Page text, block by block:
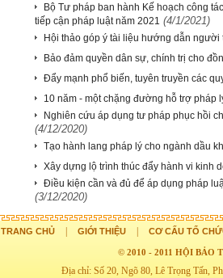
Bộ Tư pháp ban hành Kế hoạch công
tiếp cận pháp luật năm 2021 (4/1/2021)
Hội thảo góp ý tài liệu hướng dẫn
Bảo đảm quyền dân sự, chính trị cho
Đẩy mạnh phổ biến, tuyên truyền các
10 năm - một chặng đường hỗ trợ
Nghiên cứu áp dụng tư pháp phục hồi
(4/12/2020)
Tạo hành lang pháp lý cho ngành dầu
Xây dựng lộ trình thúc đẩy hành vi kinh
Điều kiện cần và đủ để áp dụng pháp
(3/12/2020)
TRANG CHỦ GIỚI THIỆU CƠ CẤU TỔ
© 2010 - 2011 HỘI BẢO
Địa chỉ: Số 20, Ngõ 80, Lê Trọng Tấn,